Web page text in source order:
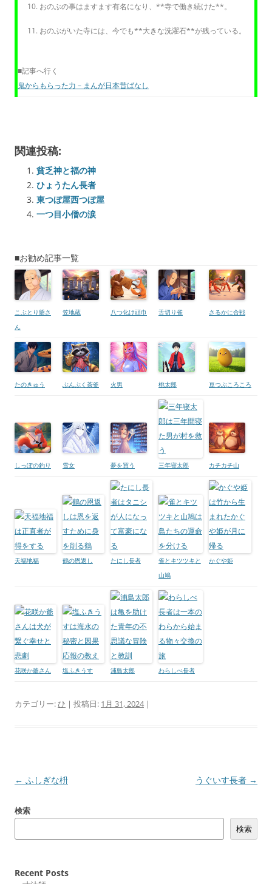
おのぶの事はますます有名になり、**寺で働き続けた**。
おのぶがいた寺には、今でも**大きな洗濯石**が残っている。
■記事へ行く
鬼からもらった力 – まんが日本昔ばなし
関連投稿:
貧乏神と福の神
ひょうたん長者
東つぼ屋西つぼ屋
一つ目小僧の涙
■お勧め記事一覧
こぶとり爺さ
ん
笠地蔵 八つ化け頭巾 舌切り雀 さるかに合戦
たのきゅう ぶんぶく茶釜 火男 桃太郎 豆つぶころころ
しっぽの釣り 雪女 夢を買う 三年寝太郎 カチカチ山
天福地福 鶴の恩返し たにし長者
雀とキツツキと
山鳩
かぐや姫
花咲か爺さん 塩ふきうす 浦島太郎 わらしべ長者
カテゴリー:ひ | 投稿日: 1月 31, 2024|
投
ナ
← ふしぎな枡 うぐいす長者 →
検索
検索
Recent Posts